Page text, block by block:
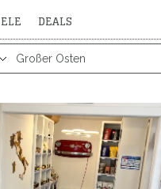
DEALS